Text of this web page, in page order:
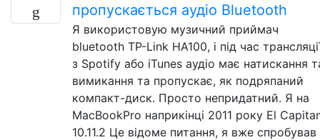
пропускається аудіо Bluetooth
Я використовую музичний приймач
bluetooth TP-Link HA100, і під час
з Spotify або iTunes аудіо має натискання
вимикання та пропускає, як подряпаний
компакт-диск. Просто непридатний. Я на
MacBookPro наприкінці 2011 року El
10.11.2 Це відоме питання, я вже спробував